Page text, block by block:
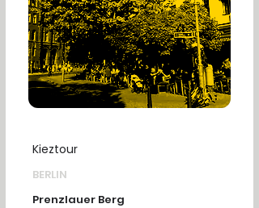
Kieztour
BERLIN
Prenzlauer Berg